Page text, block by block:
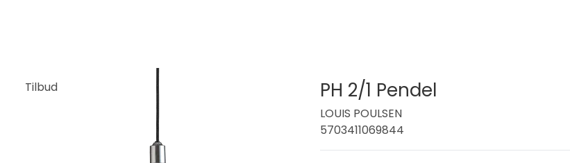
Tilbud PH 2/1 Pendel
LOUIS POULSEN
5703411069844